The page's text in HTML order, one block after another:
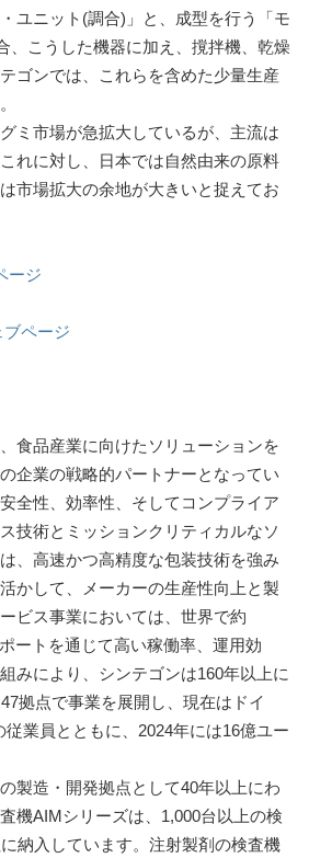
ユニット(調合)」と、成型を行う「モ
、こうした機器に加え、撹拌機、乾燥
ゴンでは、これらを含めた少量生産
ミ市場が急拡大しているが、主流は
れに対し、日本では自然由来の原料
市場拡大の余地が大きいと捉えてお
ージ
ページ
食品産業に向けたソリューションを
企業の戦略的パートナーとなってい
全性、効率性、そしてコンプライア
技術とミッションクリティカルなソ
、高速かつ高精度な包装技術を強み
かして、メーカーの生産性向上と製
ビス事業においては、世界で約
ートを通じて高い稼働率、運用効
みにより、シンテゴンは160年以上に
拠点で事業を展開し、現在はドイ
業員とともに、2024年には16億ユー
製造・開発拠点として40年以上にわ
機AIMシリーズは、1,000台以上の検
納入しています。注射製剤の検査機